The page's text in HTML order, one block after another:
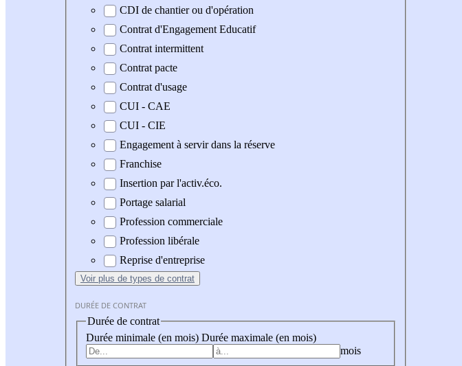
CDI de chantier ou d'opération
Contrat d'Engagement Educatif
Contrat intermittent
Contrat pacte
Contrat d'usage
CUI - CAE
CUI - CIE
Engagement à servir dans la réserve
Franchise
Insertion par l'activ.éco.
Portage salarial
Profession commerciale
Profession libérale
Reprise d'entreprise
Voir plus de types de contrat
DURÉE DE CONTRAT
Durée de contrat
Durée minimale (en mois) Durée maximale (en mois)
mois